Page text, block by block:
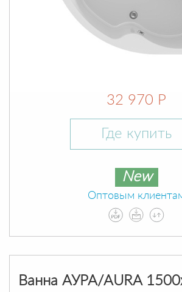
32 970 Р
Где купить
New
Оптовым
Ванна АУРА/AURA